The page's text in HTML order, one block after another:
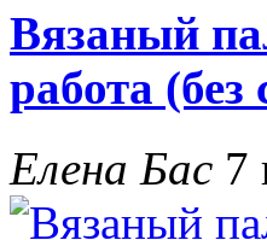
Вязаный
работа
Елена Бас 7